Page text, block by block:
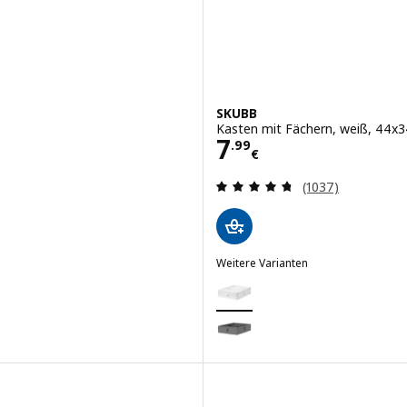
SKUBB
Kasten mit Fächern, weiß,
7.99
€
Preis 7.99€
Bewertungen:
(1037)
Weitere Varianten
Option: SKUBB, Kasten mit
Option: SKUBB, Kasten mit